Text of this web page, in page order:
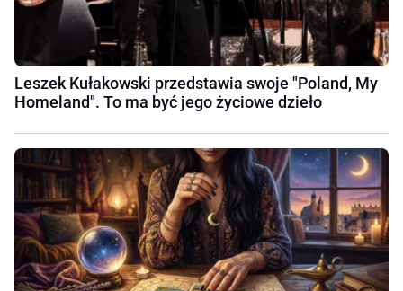
Leszek Kułakowski przedstawia swoje "Poland, My
Homeland". To ma być jego życiowe dzieło